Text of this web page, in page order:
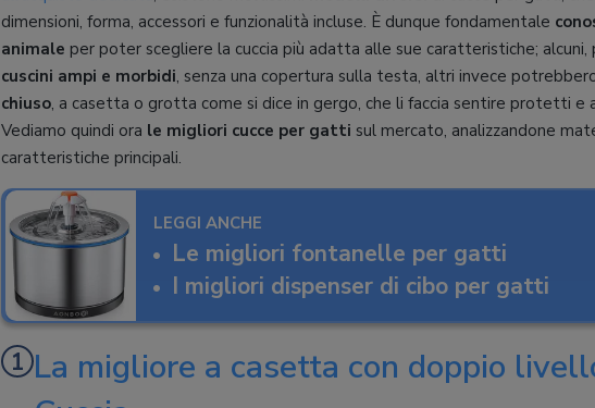
dimensioni, forma, accessori e funzionalità incluse. È dunque fondamentale
animale per poter scegliere la cuccia più adatta alle sue caratteristiche; alcuni,
cuscini ampi e morbidi, senza una copertura sulla testa, altri invece
chiuso, a casetta o grotta come si dice in gergo, che li faccia sentire protetti
Vediamo quindi ora le migliori cucce per gatti sul mercato, analizzandone
caratteristiche principali.
LEGGI ANCHE
Le migliori fontanelle per gatti
I migliori dispenser di cibo per gatti
La migliore a casetta con doppio